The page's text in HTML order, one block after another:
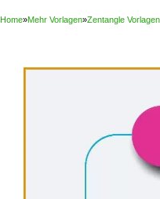
Home»Mehr Vorlagen»Zentangle